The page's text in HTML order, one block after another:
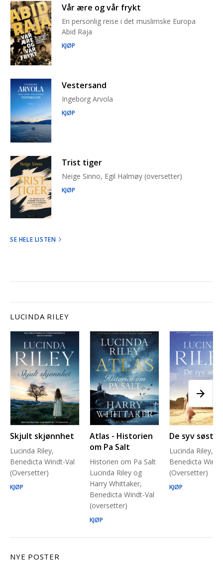
Vår ære og vår frykt
En personlig reise i det muslimske Europa
Abid Raja
KJØP
Vestersand
Ingeborg Arvola
KJØP
Trist tiger
Neige Sinno, Egil Halmøy (oversetter)
KJØP
SE HELE LISTEN
LUCINDA RILEY
Skjult skjønnhet
Lucinda Riley,
Benedicta Windt-Val
(Oversetter)
KJØP
Atlas - Historien
om Pa Salt
Historien om Pa Salt
Lucinda Riley og
Harry Whittaker,
Benedicta Windt-Val
(oversetter)
KJØP
De syv søstre
Lucinda Riley,
Benedicta
(Oversetter)
KJØP
NYE POSTER